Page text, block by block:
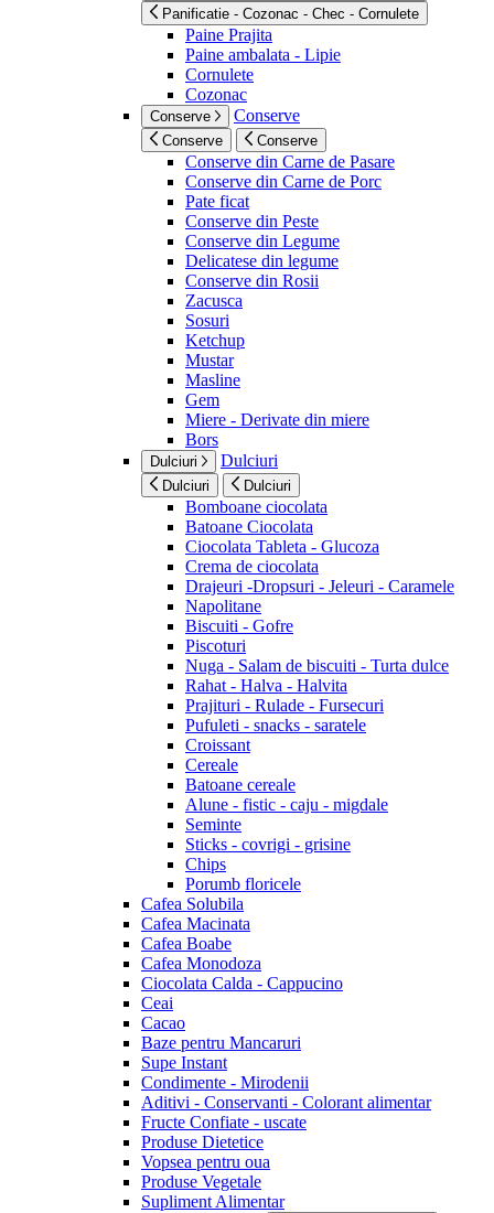
Panificatie - Cozonac - Chec - Cornulete
Paine Prajita
Paine ambalata - Lipie
Cornulete
Cozonac
Conserve Conserve
Conserve Conserve
Conserve din Carne de Pasare
Conserve din Carne de Porc
Pate ficat
Conserve din Peste
Conserve din Legume
Delicatese din legume
Conserve din Rosii
Zacusca
Sosuri
Ketchup
Mustar
Masline
Gem
Miere - Derivate din miere
Bors
Dulciuri Dulciuri
Dulciuri Dulciuri
Bomboane ciocolata
Batoane Ciocolata
Ciocolata Tableta - Glucoza
Crema de ciocolata
Drajeuri -Dropsuri - Jeleuri - Caramele
Napolitane
Biscuiti - Gofre
Piscoturi
Nuga - Salam de biscuiti - Turta dulce
Rahat - Halva - Halvita
Prajituri - Rulade - Fursecuri
Pufuleti - snacks - saratele
Croissant
Cereale
Batoane cereale
Alune - fistic - caju - migdale
Seminte
Sticks - covrigi - grisine
Chips
Porumb floricele
Cafea Solubila
Cafea Macinata
Cafea Boabe
Cafea Monodoza
Ciocolata Calda - Cappucino
Ceai
Cacao
Baze pentru Mancaruri
Supe Instant
Condimente - Mirodenii
Aditivi - Conservanti - Colorant alimentar
Fructe Confiate - uscate
Produse Dietetice
Vopsea pentru oua
Produse Vegetale
Supliment Alimentar